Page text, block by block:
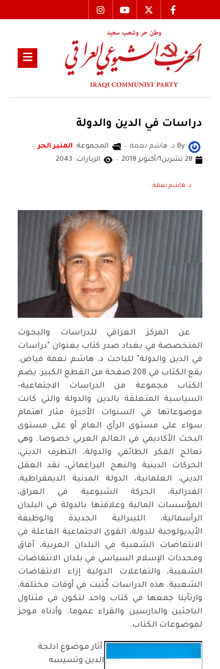
دراسات في الدين والدولة
By د. هاشم نعمة المجموعة: المنبر الحر
28 تشرين1/أكتوير 2018
الزيارات: 2043
د. هاشم نعمة
عن المركز العراقي للدراسات والبحوث
المتخصصة في بغداد صدر كتاب بعنوان "دراسات
في الدين والدولة" للباحث د. هاشم نعمة فياض.
يقع الكتاب في 208 صفحة من القطع الكبير. يضم
الكتاب مجموعة من الدراسات الاجتماعية-
السياسية المتعلقة بالدين والدولة والتي كانت
موضوعاتها في السنوات الأخيرة مثار اهتمام
سواء على مستوى الرأي العام أو على مستوى
البحث الأكاديمي في العالم العربي خصوصا. وهي
تعالج الفكر الطائفي والدولة، التطرف الديني،
الحركات الدينية والنهج البراغماتي، نقد العقل
الديني، العلمانية، الدولة المدنية الديمقراطية،
الفدرالية، الحركة الشيوعية في العراق،
المؤسسات المالية وعلاقتها بالدولة في البلدان
الرأسمالية، الليبرالية الجديدة والوظيفة
الأيديولوجية للدولة، القوى الاجتماعية الفاعلة في
الانتفاضات الشعبية في البلدان العربية، آفاق
ومحددات الإسلام السياسي في بلدان الانتفاضات
الشعبية، والتفاعلات الدولية إزاء الانتفاضات
الشعبية. هذه الدراسات كُتبت في أوقات مختلفة،
وارتأينا جمعها في كتاب واحد لتكون في متناول
الباحثين والدارسين والقراء عموما. وأدناه موجز
لموضوعات الكتاب.
أثار موضوع ادلجة
الدين وتسيسه